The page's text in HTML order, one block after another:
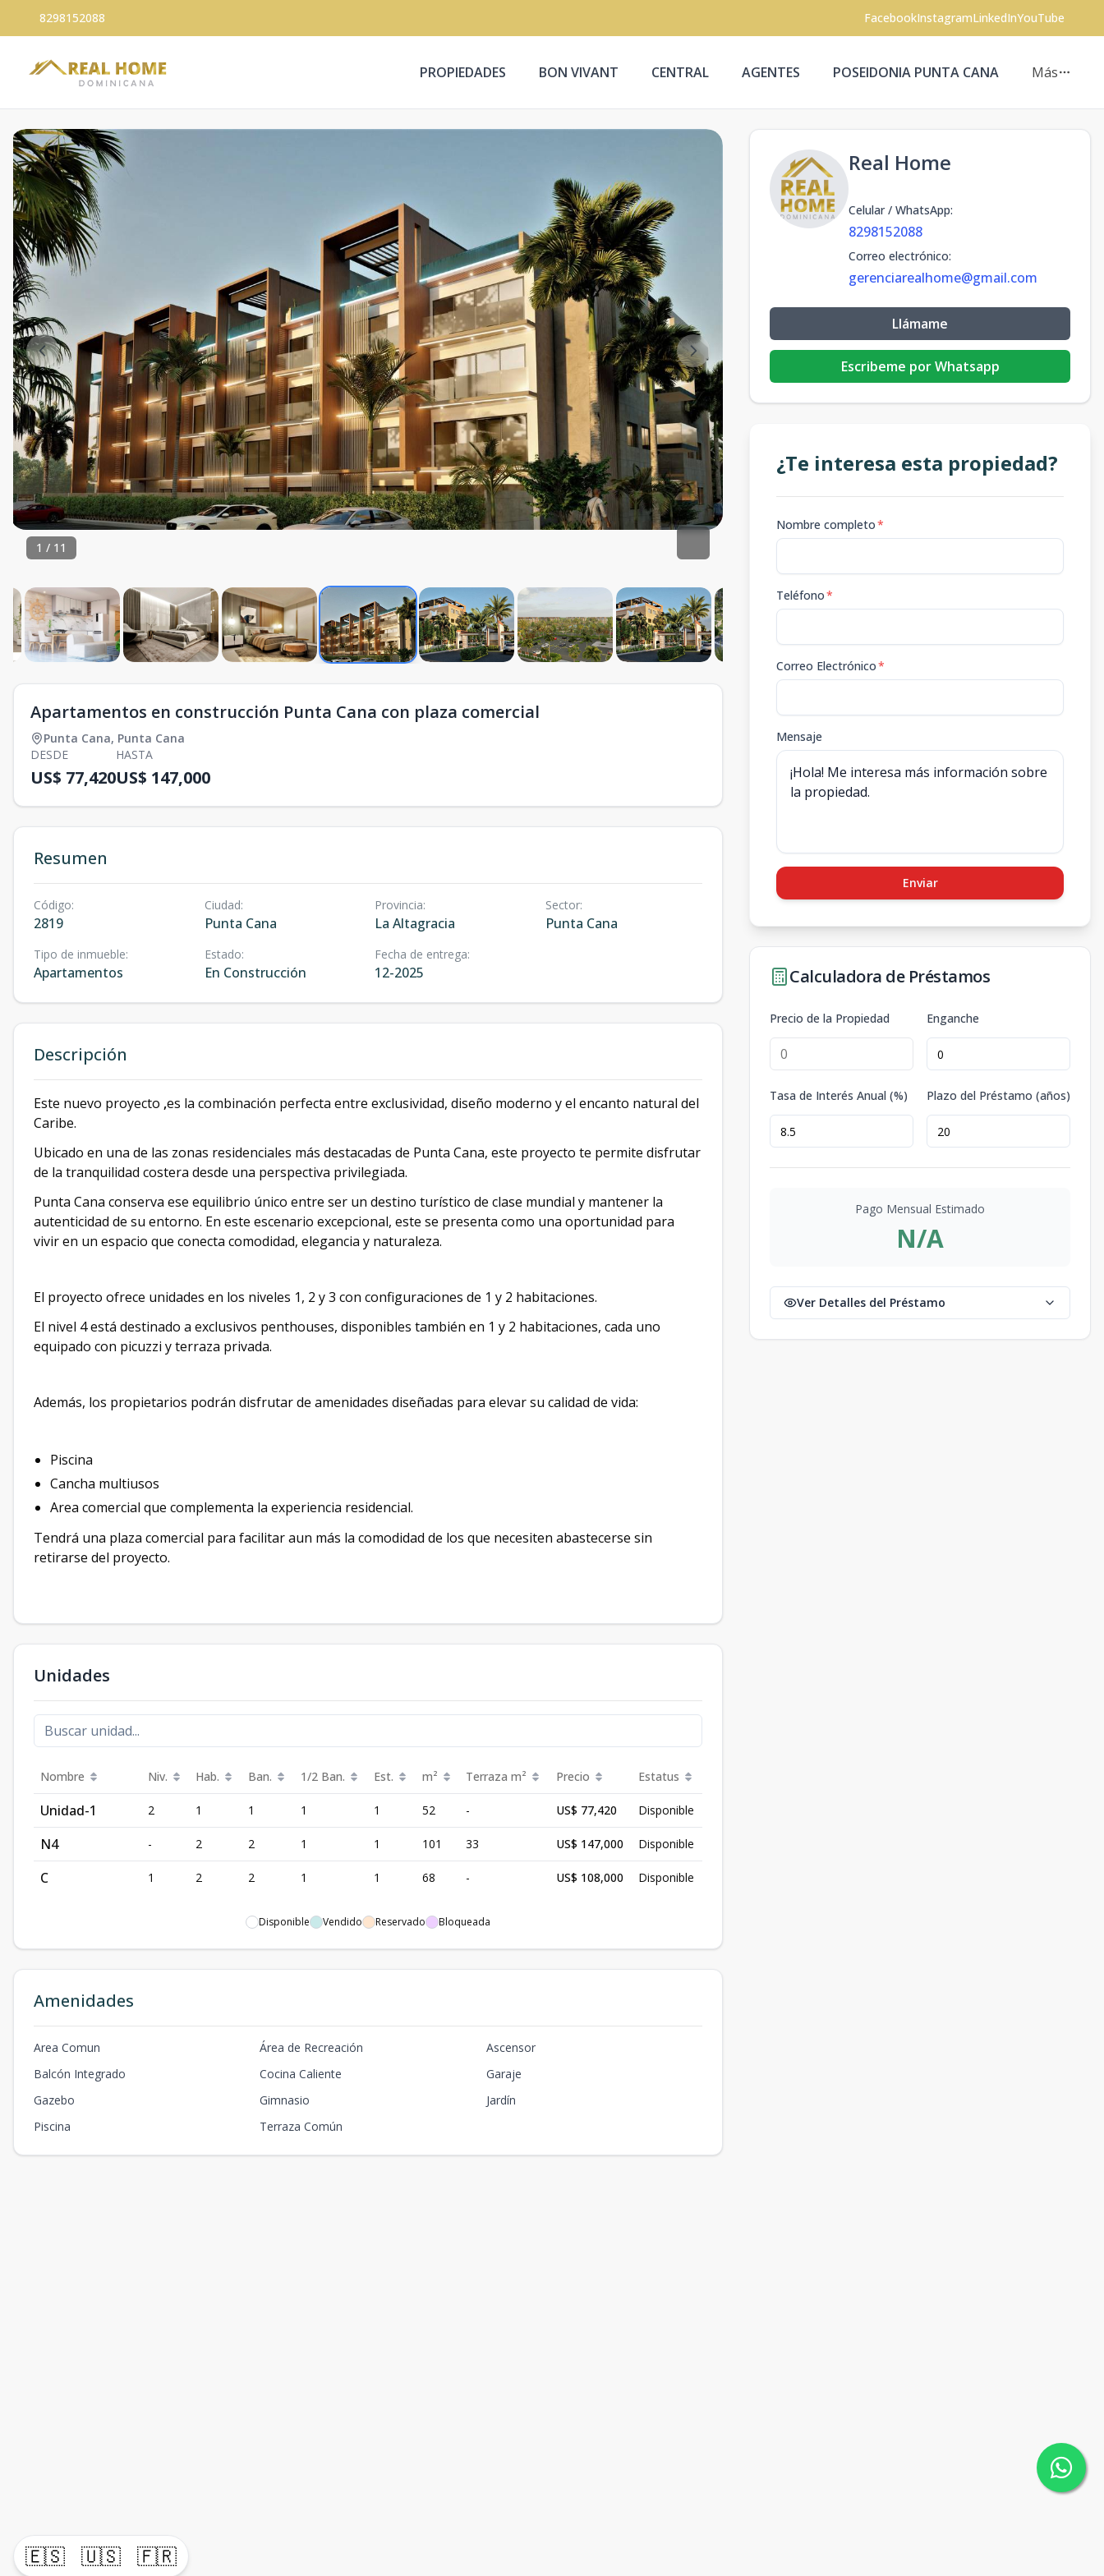
🇪🇸 🇺🇸 🇫🇷
8298152088 FacebookInstagramLinkedInYouTube
PROPIEDADES BON VIVANT CENTRAL AGENTES POSEIDONIA PUNTA CANA Más
1 / 11
Apartamentos en construcción Punta Cana con plaza comercial
Punta Cana, Punta Cana
DESDE
US$ 77,420
HASTA
US$ 147,000
Resumen
Código:
2819
Ciudad:
Punta Cana
Provincia:
La Altagracia
Sector:
Punta Cana
Tipo de inmueble:
Apartamentos
Estado:
En Construcción
Fecha de entrega:
12-2025
Descripción
Este nuevo proyecto ,es la combinación perfecta entre exclusividad, diseño moderno y el encanto natural del
Caribe.
Ubicado en una de las zonas residenciales más destacadas de Punta Cana, este proyecto te permite disfrutar
de la tranquilidad costera desde una perspectiva privilegiada.
Punta Cana conserva ese equilibrio único entre ser un destino turístico de clase mundial y mantener la
autenticidad de su entorno. En este escenario excepcional, este se presenta como una oportunidad para
vivir en un espacio que conecta comodidad, elegancia y naturaleza.
El proyecto ofrece unidades en los niveles 1, 2 y 3 con configuraciones de 1 y 2 habitaciones.
El nivel 4 está destinado a exclusivos penthouses, disponibles también en 1 y 2 habitaciones, cada uno
equipado con picuzzi y terraza privada.
Además, los propietarios podrán disfrutar de amenidades diseñadas para elevar su calidad de vida:
Piscina
Cancha multiusos
Area comercial que complementa la experiencia residencial.
Tendrá una plaza comercial para facilitar aun más la comodidad de los que necesiten abastecerse sin
retirarse del proyecto.
Unidades
Nombre Niv. Hab. Ban. 1/2 Ban. Est. m² Terraza m² Precio Estatus
Unidad-1 2 1 1 1 1 52 - US$ 77,420 Disponible
N4 - 2 2 1 1 101 33 US$ 147,000 Disponible
C 1 2 2 1 1 68 - US$ 108,000 Disponible
Disponible Vendido Reservado Bloqueada
Amenidades
Area Comun Área de Recreación
Ascensor
Balcón Integrado
Cocina Caliente
Garaje
Gazebo
Gimnasio
Jardín
Piscina
Terraza Común
Real Home
Celular / WhatsApp:
8298152088
Correo electrónico:
gerenciarealhome@gmail.com
Llámame
Escribeme por Whatsapp
¿Te interesa esta propiedad?
Nombre completo*
Teléfono*
Correo Electrónico*
Mensaje
Enviar
Calculadora de Préstamos
Precio de la Propiedad Enganche
Tasa de Interés Anual (%) Plazo del Préstamo (años)
Pago Mensual Estimado
N/A
Ver Detalles del Préstamo